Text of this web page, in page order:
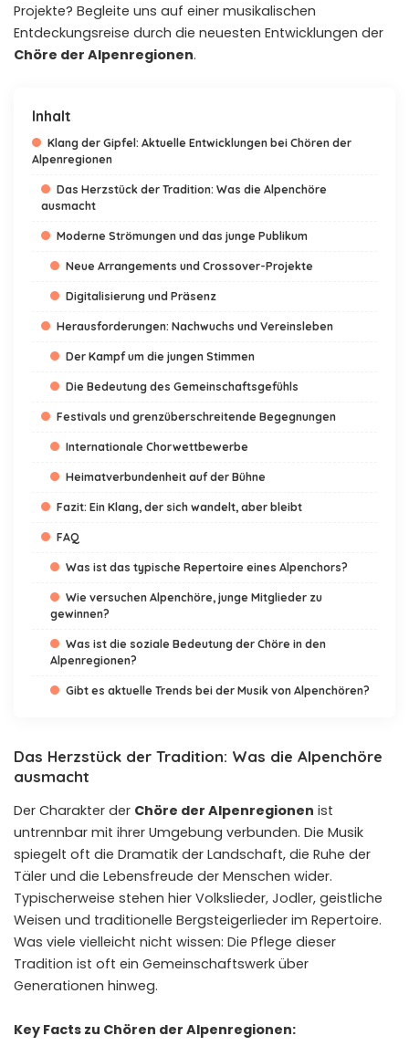
Projekte? Begleite uns auf einer musikalischen
Entdeckungsreise durch die neuesten Entwicklungen der
Chöre der Alpenregionen.
Inhalt
Klang der Gipfel: Aktuelle Entwicklungen bei Chören der
Alpenregionen
Das Herzstück der Tradition: Was die Alpenchöre
ausmacht
Moderne Strömungen und das junge Publikum
Neue Arrangements und Crossover-Projekte
Digitalisierung und Präsenz
Herausforderungen: Nachwuchs und Vereinsleben
Der Kampf um die jungen Stimmen
Die Bedeutung des Gemeinschaftsgefühls
Festivals und grenzüberschreitende Begegnungen
Internationale Chorwettbewerbe
Heimatverbundenheit auf der Bühne
Fazit: Ein Klang, der sich wandelt, aber bleibt
FAQ
Was ist das typische Repertoire eines Alpenchors?
Wie versuchen Alpenchöre, junge Mitglieder zu
gewinnen?
Was ist die soziale Bedeutung der Chöre in den
Alpenregionen?
Gibt es aktuelle Trends bei der Musik von Alpenchören?
Das Herzstück der Tradition: Was die Alpenchöre
ausmacht
Der Charakter der Chöre der Alpenregionen ist
untrennbar mit ihrer Umgebung verbunden. Die Musik
spiegelt oft die Dramatik der Landschaft, die Ruhe der
Täler und die Lebensfreude der Menschen wider.
Typischerweise stehen hier Volkslieder, Jodler, geistliche
Weisen und traditionelle Bergsteigerlieder im Repertoire.
Was viele vielleicht nicht wissen: Die Pflege dieser
Tradition ist oft ein Gemeinschaftswerk über
Generationen hinweg.
Key Facts zu Chören der Alpenregionen: